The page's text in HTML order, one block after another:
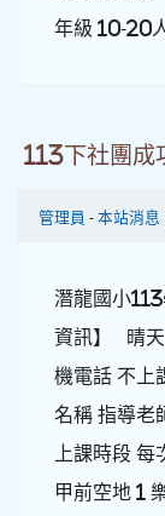
年級 10-20
113下社團成
管理員 - 本站消息
潛龍國小
資訊】 晴天
機電話 不上
名稱 指導老
上課時段
甲前空地 1